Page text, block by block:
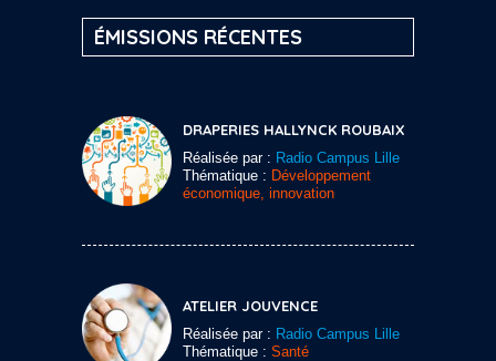
ÉMISSIONS RÉCENTES
DRAPERIES HALLYNCK ROUBAIX
Réalisée par : Radio Campus Lille
Thématique : Développement
économique, innovation
ATELIER JOUVENCE
Réalisée par : Radio Campus Lille
Thématique : Santé